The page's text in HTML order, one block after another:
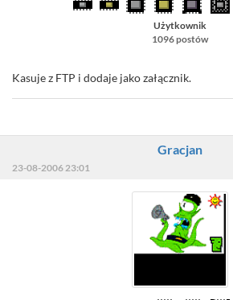
Użytkownik
1096 postów
Kasuje z FTP i dodaje jako załącznik.
Gracjan
23-08-2006 23:01